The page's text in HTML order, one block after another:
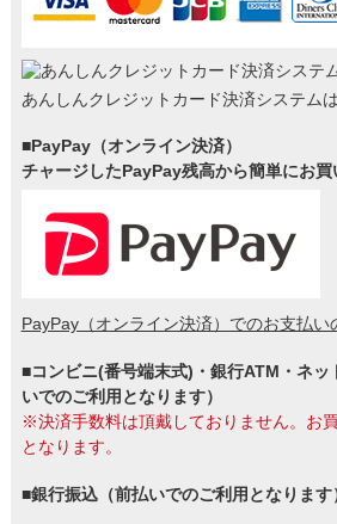
あんしんクレジットカード決済システム
■PayPay（オンライン決済）
チャージしたPayPay残高から簡単にお買
PayPay（オンライン決済）でのお支払い
■コンビニ(番号端末式)・銀行ATM・ネッ
いでのご利用となります）
※決済手数料は頂戴しておりません。お
となります。
■銀行振込（前払いでのご利用となります